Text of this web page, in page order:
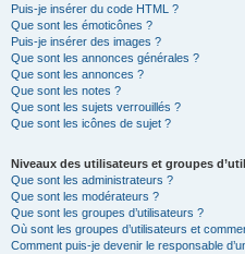
Puis-je insérer du code HTML ?
Que sont les émoticônes ?
Puis-je insérer des images ?
Que sont les annonces générales ?
Que sont les annonces ?
Que sont les notes ?
Que sont les sujets verrouillés ?
Que sont les icônes de sujet ?
Niveaux des utilisateurs et groupes
Que sont les administrateurs ?
Que sont les modérateurs ?
Que sont les groupes d’utilisateurs ?
Où sont les groupes d’utilisateurs et
Comment puis-je devenir le responsable